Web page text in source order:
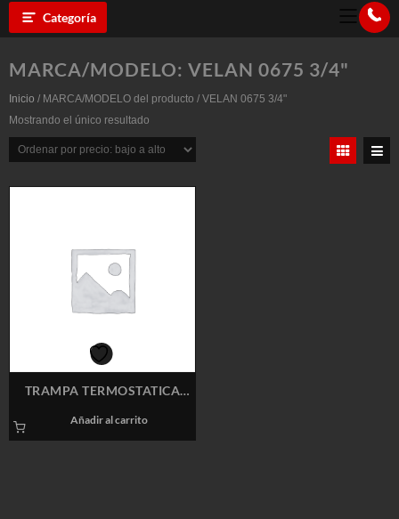
Categoría
MARCA/MODELO: VELAN 0675 3/4"
Inicio / MARCA/MODELO del producto / VELAN 0675 3/4"
Mostrando el único resultado
TRAMPA TERMOSTATICA
Añadir al carrito